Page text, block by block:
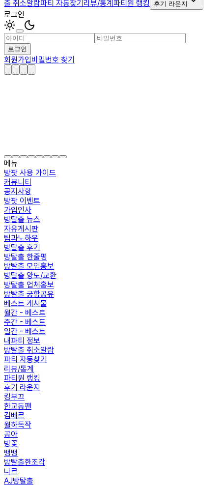
출 취소알람파티 자동찾기리뷰/통계파티원 랭킹 후기 라운지
로그인
로그인
회원가입비밀번호 찾기
메뉴
방팟 사용 가이드
커뮤니티
공지사항
방팟 이벤트
가입인사
방탈출 뉴스
자유게시판
팁과노하우
방탈출 후기
방탈출 한줄평
방탈출 모임홍보
방탈출 양도/교환
방탈출 업체홍보
방탈출 궁합공유
베스트 게시물
월간 - 베스트
주간 - 베스트
일간 - 베스트
내파티 정보
방탈출 취소알람
파티 자동찾기
리뷰/통계
파티원 랭킹
후기 라운지
킹부끄
한교동팬
김베르
월하독작
공아
방꽃
뱅뱅
방탈출한조각
나르
AJ방탈출